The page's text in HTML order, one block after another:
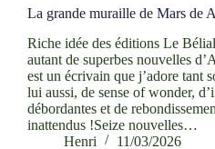
La grande muraille de Mars de
Riche idée des éditions Le
autant de superbes nouvelles
est un écrivain que j’adore tant
lui aussi, de sense of wonder,
débordantes et de
inattendus !Seize nouvelles…
Henri
11/03/2026